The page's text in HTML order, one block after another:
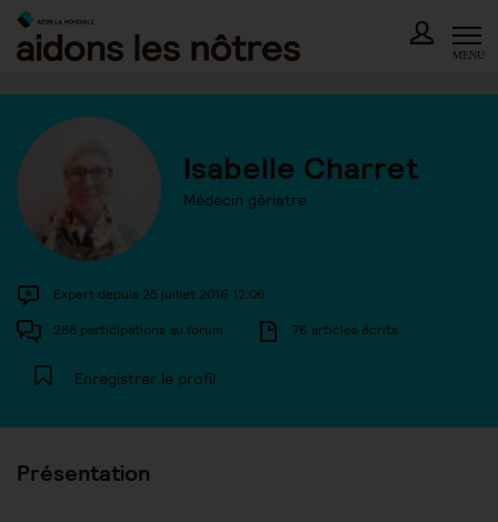
Skip
content
MENU
Isabelle Charret
Médecin gériatre
Expert depuis 25 juillet 2016 12:06
288 participations au forum 76 articles écrits
Enregistrer le profil
Présentation